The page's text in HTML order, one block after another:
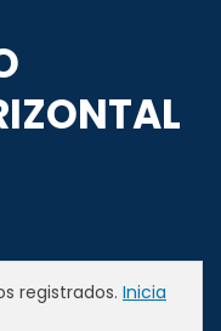
registrados. Inicia